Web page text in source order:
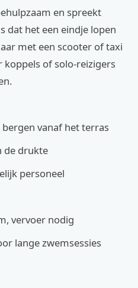
en spreekt
dat het een eindje lopen
met een scooter of taxi
koppels of solo-reizigers
vanaf het terras
de drukte
personeel
vervoer nodig
lange zwemsessies